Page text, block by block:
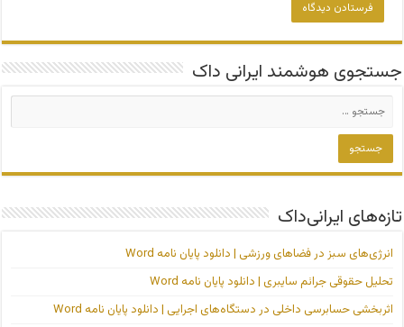
جستجوی هوشمند ایرانی داک
تازه‌های ایرانی‌داک
انرژی‌های سبز در فضاهای ورزشی | دانلود پایان نامه Word
تحلیل حقوقی جرائم سایبری | دانلود پایان نامه Word
اثربخشی حسابرسی داخلی در دستگاه‌های اجرایی | دانلود پایان نامه Word